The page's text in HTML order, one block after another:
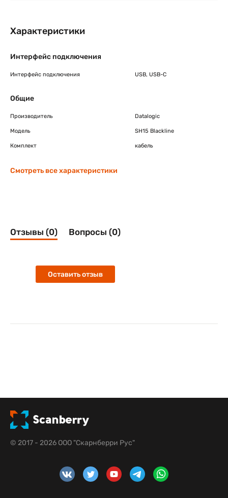
Характеристики
Интерфейс подключения
Интерфейс подключения USB, USB-C
Общие
Производитель Datalogic
Модель SH15 Blackline
Комплект кабель
Смотреть все характеристики
Отзывы (0) Вопросы (0)
Оставить отзыв
© 2017 - 2026 ООО "Скарнберри Рус"